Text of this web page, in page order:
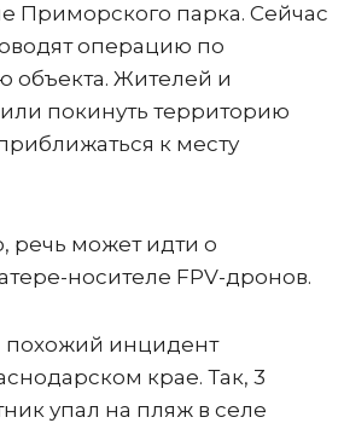
Приморского парка. Сейчас
операцию по
объекта. Жителей и
покинуть территорию
к месту
речь может идти о
носителе FPV-дронов.
похожий инцидент
крае. Так, 3
упал на пляж в селе